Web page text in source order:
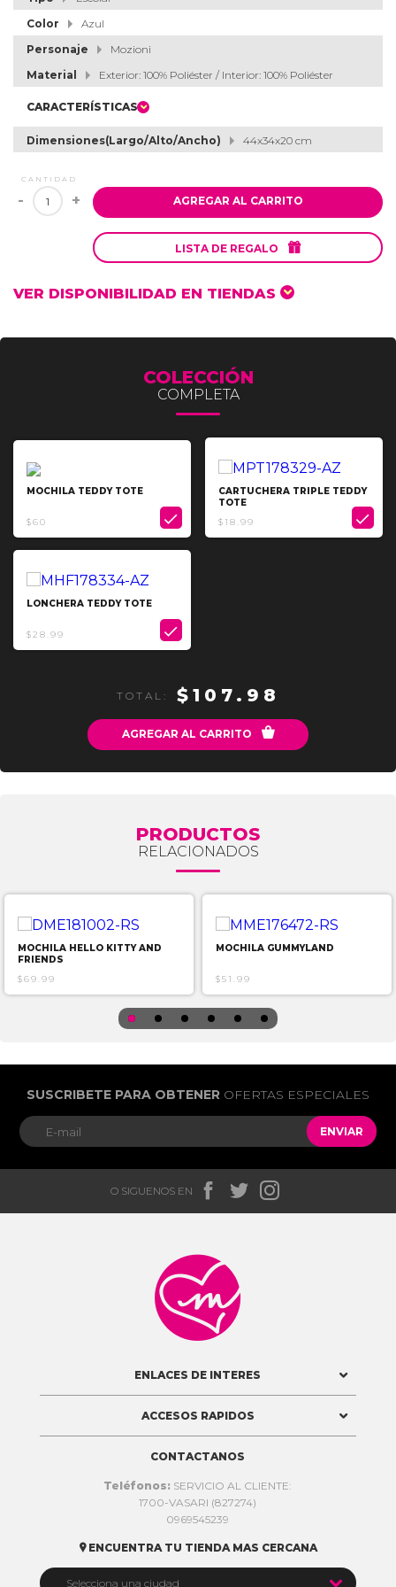
Color
Azul
Personaje
Mozioni
Material
Exterior: 100% Poliéster / Interior: 100% Poliéster
CARACTERÍSTICAS
Dimensiones(Largo/Alto/Ancho) 44x34x20 cm
CANTIDAD
- + AGREGAR AL CARRITO
LISTA DE REGALO 
VER DISPONIBILIDAD EN TIENDAS
MOCHILA TEDDY TOTE
$60 
CARTUCHERA TRIPLE TEDDY
TOTE
$18.99

LONCHERA TEDDY TOTE
$28.99 
COLECCIÓN
COMPLETA
TOTAL: $107.98
AGREGAR AL CARRITO 
PRODUCTOS
RELACIONADOS
MOCHILA HELLO KITTY AND
FRIENDS
$69.99
MOCHILA GUMMYLAND
$51.99
SUSCRIBETE PARA OBTENER OFERTAS ESPECIALES
ENVIAR
O SIGUENOS EN   

ENLACES DE INTERES
ACCESOS RAPIDOS
CONTACTANOS
Teléfonos: SERVICIO AL CLIENTE:
1700-VASARI (827274)
0969545239
 ENCUENTRA TU TIENDA MAS CERCANA
Selecciona una ciudad 